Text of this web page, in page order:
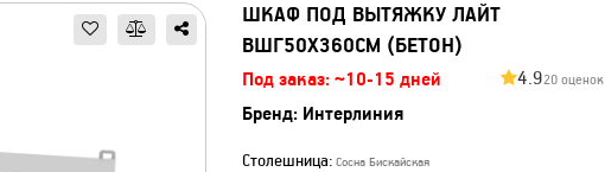
ШКАФ ПОД ВЫТЯЖКУ ЛАЙТ
ВШГ50X360СМ (БЕТОН)
Под заказ: ~10-15 дней 4.920 оценок
Бренд: Интерлиния
Столешница: Сосна Бискайская